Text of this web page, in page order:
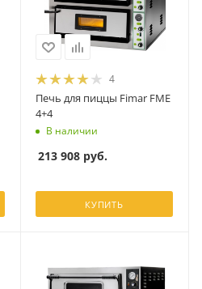
4
Печь для пиццы Fimar FME
4+4
В наличии
213 908 руб.
КУПИТЬ